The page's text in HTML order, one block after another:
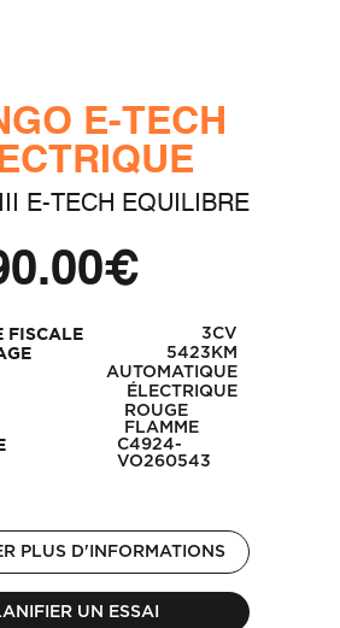
E-TECH
E-TECH EQUILIBRE
FISCALE 3CV
5423KM
AUTOMATIQUE
ÉLECTRIQUE
ROUGE
FLAMME
C4924-
VO260543
PLUS D'INFORMATIONS
UN ESSAI